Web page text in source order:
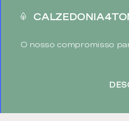
O nosso compromisso